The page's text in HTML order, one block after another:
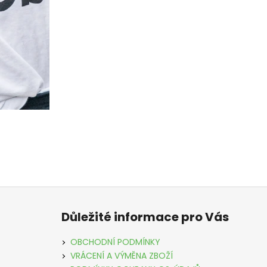
Důležité informace pro Vás
OBCHODNÍ PODMÍNKY
VRÁCENÍ A VÝMĚNA ZBOŽÍ